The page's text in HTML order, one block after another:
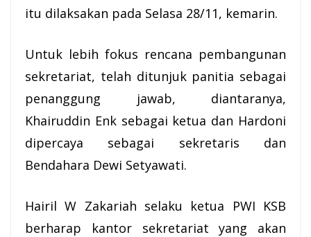
itu dilaksakan pada Selasa 28/11, kemarin.
Untuk lebih fokus rencana pembangunan
sekretariat, telah ditunjuk panitia sebagai
penanggung jawab, diantaranya,
Khairuddin Enk sebagai ketua dan Hardoni
dipercaya sebagai sekretaris dan
Bendahara Dewi Setyawati.
Hairil W Zakariah selaku ketua PWI KSB
berharap kantor sekretariat yang akan